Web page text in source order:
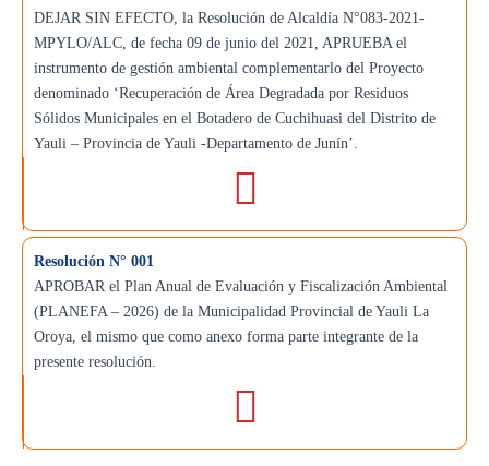
DEJAR SIN EFECTO, la Resolución de Alcaldía N°083-2021-
MPYLO/ALC, de fecha 09 de junio del 2021, APRUEBA el
instrumento de gestión ambiental complementarlo del Proyecto
denominado ‘Recuperación de Área Degradada por Residuos
Sólidos Municipales en el Botadero de Cuchihuasi del Distrito de
Yauli – Provincia de Yauli -Departamento de Junín’.
Resolución N° 001
APROBAR el Plan Anual de Evaluación y Fiscalización Ambiental
(PLANEFA – 2026) de la Municipalidad Provincial de Yauli La
Oroya, el mismo que como anexo forma parte integrante de la
presente resolución.